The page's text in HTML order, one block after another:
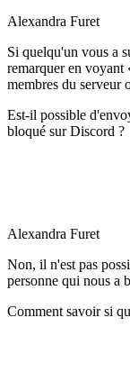
Alexandra Furet
Si quelqu'un vous a
remarquer en voyant
membres du serveur
Est-il possible
bloqué sur Discord ?
Alexandra Furet
Non, il n'est pas
personne qui nous a
Comment savoir si